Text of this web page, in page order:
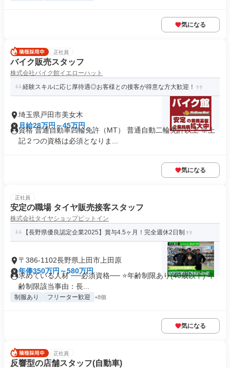
気になる
正社員
バイク販売スタッフ
株式会社バイク館イエローハット
経験スキルに応じ厚待遇◎お客様との接客が得意な方大歓迎！
埼玉県戸田市美女木
月給28万円～45万円
資格 普通自動車四輪免許（MT） 普通自動二輪免許以上 ※上
記２つの資格は必須となりま...
気になる
正社員
安定の職場 タイヤ販売接客スタッフ
株式会社タイヤショップピットイン
【長野県優良認定企業2025】賞与4.5ヶ月！完全週休2日制
〒386-1102長野県上田市上田原
年俸350万円～580万円
求めている人材 ──必須資格── ⭐️年齢制限あり(40歳以下) 年
齢制限該当事由：長...
制服あり フリーター歓迎 +8個
気になる
正社員
反響型の店舗スタッフ(自動車)